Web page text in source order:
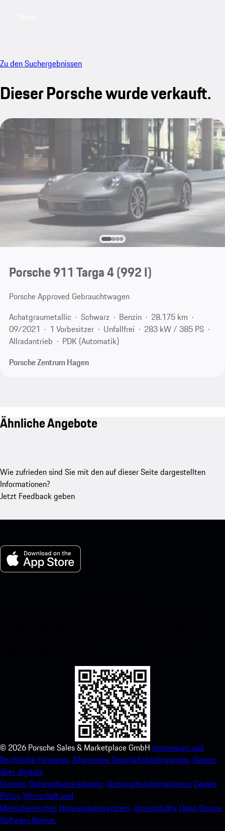
Zu den Suchergebnissen
Dieser Porsche wurde verkauft.
Verkauft
Porsche 911 Targa 4(992 I)
Porsche Approved Gebrauchtwagen
Achatgraumetallic
Schwarz Benzin
28.175 km
09/2021
1 Vorbesitzer Unfallfrei
283 kW / 385 PS
Allradantrieb
PDK (Automatik)
Porsche Zentrum Hagen
Ähnliche Angebote
Wie zufrieden sind Sie mit den auf dieser Seite dargestellten
Informationen?
Jetzt Feedback geben
© 2026 Porsche Sales & Marketplace GmbH Impressum und
Rechtliche Hinweise.Allgemeine Geschäftsbedingungen.Gesetz
über digitale
Dienste. Datenschutzerklärung.Verbrauchsinformationen.Cookie
Policy.Wirtschaft und
Menschenrechte. Hinweisgebersystem.Accessibility.Open Source
Software Notice.